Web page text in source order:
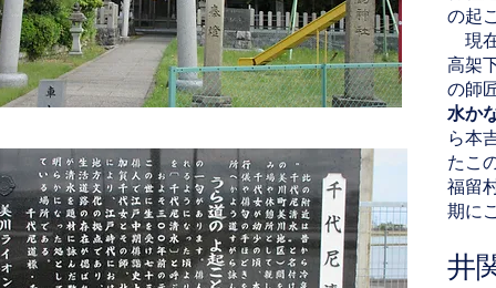
の起
現
高架
の師
水か
ら本
たこ
福留
期に
井